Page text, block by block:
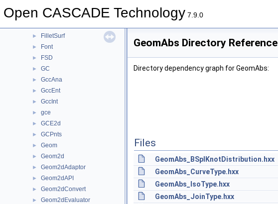
Open CASCADE Technology 7.9.0
► FairCurve
► FilletSurf
► Font
► FSD
► GC
► GccAna
► GccEnt
► GccInt
► gce
► GCE2d
► GCPnts
► Geom
► Geom2d
► Geom2dAdaptor
► Geom2dAPI
► Geom2dConvert
► Geom2dEvaluator
GeomAbs Directory Reference
Directory dependency graph for GeomAbs:
Files
GeomAbs_BSplKnotDistribution.hxx
GeomAbs_CurveType.hxx
GeomAbs_IsoType.hxx
GeomAbs_JoinType.hxx